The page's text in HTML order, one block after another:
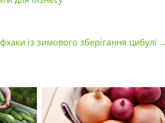
із зимового зберігання цибулі